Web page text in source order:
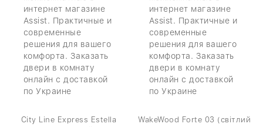
City Line Express Estella
WakeWood Forte 03 (світлий